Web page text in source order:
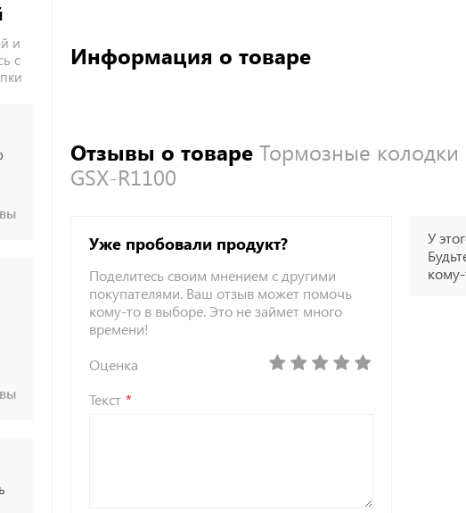
и
с
Информация о товаре
Отзывы о товаре Тормозные колодки
GSX-R1100
Уже пробовали продукт?
Поделитесь своим мнением с другими
покупателями. Ваш отзыв может помочь
кому-то в выборе. Это не займет много
времени!
Оценка
Текст
У